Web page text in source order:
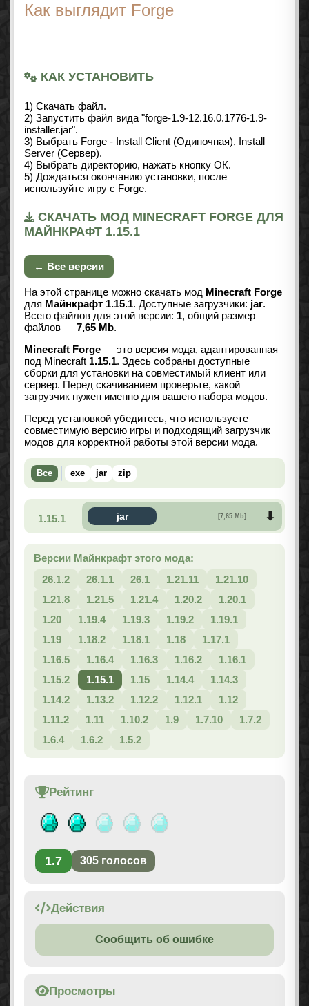
Как выглядит Forge
КАК УСТАНОВИТЬ
1) Скачать файл.
2) Запустить файл вида "forge-1.9-12.16.0.1776-1.9-
installer.jar".
3) Выбрать Forge - Install Client (Одиночная), Install
Server (Сервер).
4) Выбрать директорию, нажать кнопку ОК.
5) Дождаться окончанию установки, после
используйте игру с Forge.
СКАЧАТЬ МОД MINECRAFT FORGE ДЛЯ
МАЙНКРАФТ 1.15.1
← Все версии
На этой странице можно скачать мод Minecraft Forge
для Майнкрафт 1.15.1. Доступные загрузчики: jar.
Всего файлов для этой версии: 1, общий размер
файлов — 7,65 Mb.
Minecraft Forge — это версия мода, адаптированная
под Minecraft 1.15.1. Здесь собраны доступные
сборки для установки на совместимый клиент или
сервер. Перед скачиванием проверьте, какой
загрузчик нужен именно для вашего набора модов.
Перед установкой убедитесь, что используете
совместимую версию игры и подходящий загрузчик
модов для корректной работы этой версии мода.
Все exe jar zip
1.15.1 jar [7,65 Mb]
Версии Майнкрафт этого мода:
26.1.2
26.1.1 26.1 1.21.11
1.21.10
1.21.8
1.21.5 1.21.4 1.20.2
1.20.1
1.20
1.19.4 1.19.3 1.19.2
1.19.1
1.19
1.18.2 1.18.1 1.18
1.17.1
1.16.5
1.16.4 1.16.3 1.16.2
1.16.1
1.15.2
1.15.1 1.15 1.14.4
1.14.3
1.14.2
1.13.2 1.12.2 1.12.1
1.12
1.11.2
1.11 1.10.2 1.9 1.7.10
1.7.2
1.6.4
1.6.2 1.5.2
Рейтинг
1.7 305 голосов
Действия
Сообщить об ошибке
Просмотры